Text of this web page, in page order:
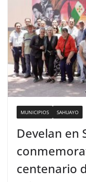
MUNICIPIOS SAHUAYO
Develan en
centenario